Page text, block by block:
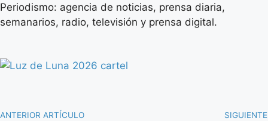
Periodismo: agencia de noticias, prensa diaria,
semanarios, radio, televisión y prensa digital.
ANTERIOR ARTÍCULO SIGUIENTE